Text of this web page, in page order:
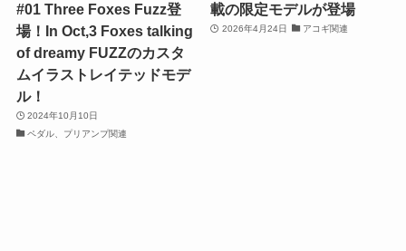
#01 Three Foxes Fuzz登
場！In Oct,3 Foxes talking
of dreamy FUZZのカスタ
ムイラストレイテッドモデ
ル！
2024年10月10日
ペダル、プリアンプ関連
載の限定モデルが登場
2026年4月24日 アコギ関連